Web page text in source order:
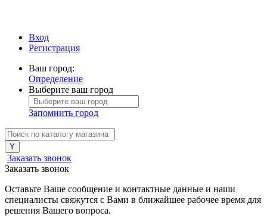
Вход
Регистрация
Ваш город:
Определение
Выберите ваш город
Запомнить город
Заказать звонок
Заказать звонок
Оставьте Ваше сообщение и контактные данные и наши
специалисты свяжутся с Вами в ближайшее рабочее время для
решения Вашего вопроса.